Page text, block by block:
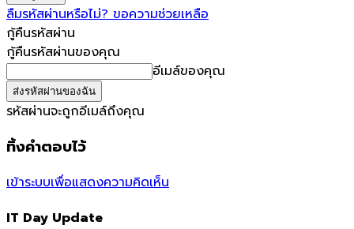
ลืมรหัสผ่านหรือไม่? ขอความช่วยเหลือ
กู้คืนรหัสผ่าน
กู้คืนรหัสผ่านของคุณ
อีเมล์ของคุณ
รหัสผ่านจะถูกอีเมล์ถึงคุณ
ทิ้งคำตอบไว้
เข้าระบบเพื่อแสดงความคิดเห็น
IT Day Update